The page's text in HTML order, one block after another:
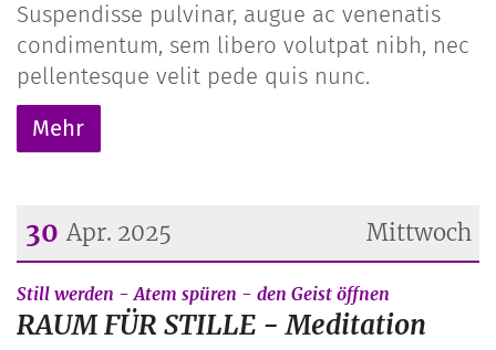
Suspendisse pulvinar, augue ac venenatis
condimentum, sem libero volutpat nibh, nec
pellentesque velit pede quis nunc.
Mehr
Mittwoch
30 Apr. 2025
Datum: 30. April 2025
Still werden - Atem spüren - den Geist öffnen
RAUM FÜR STILLE - Meditation